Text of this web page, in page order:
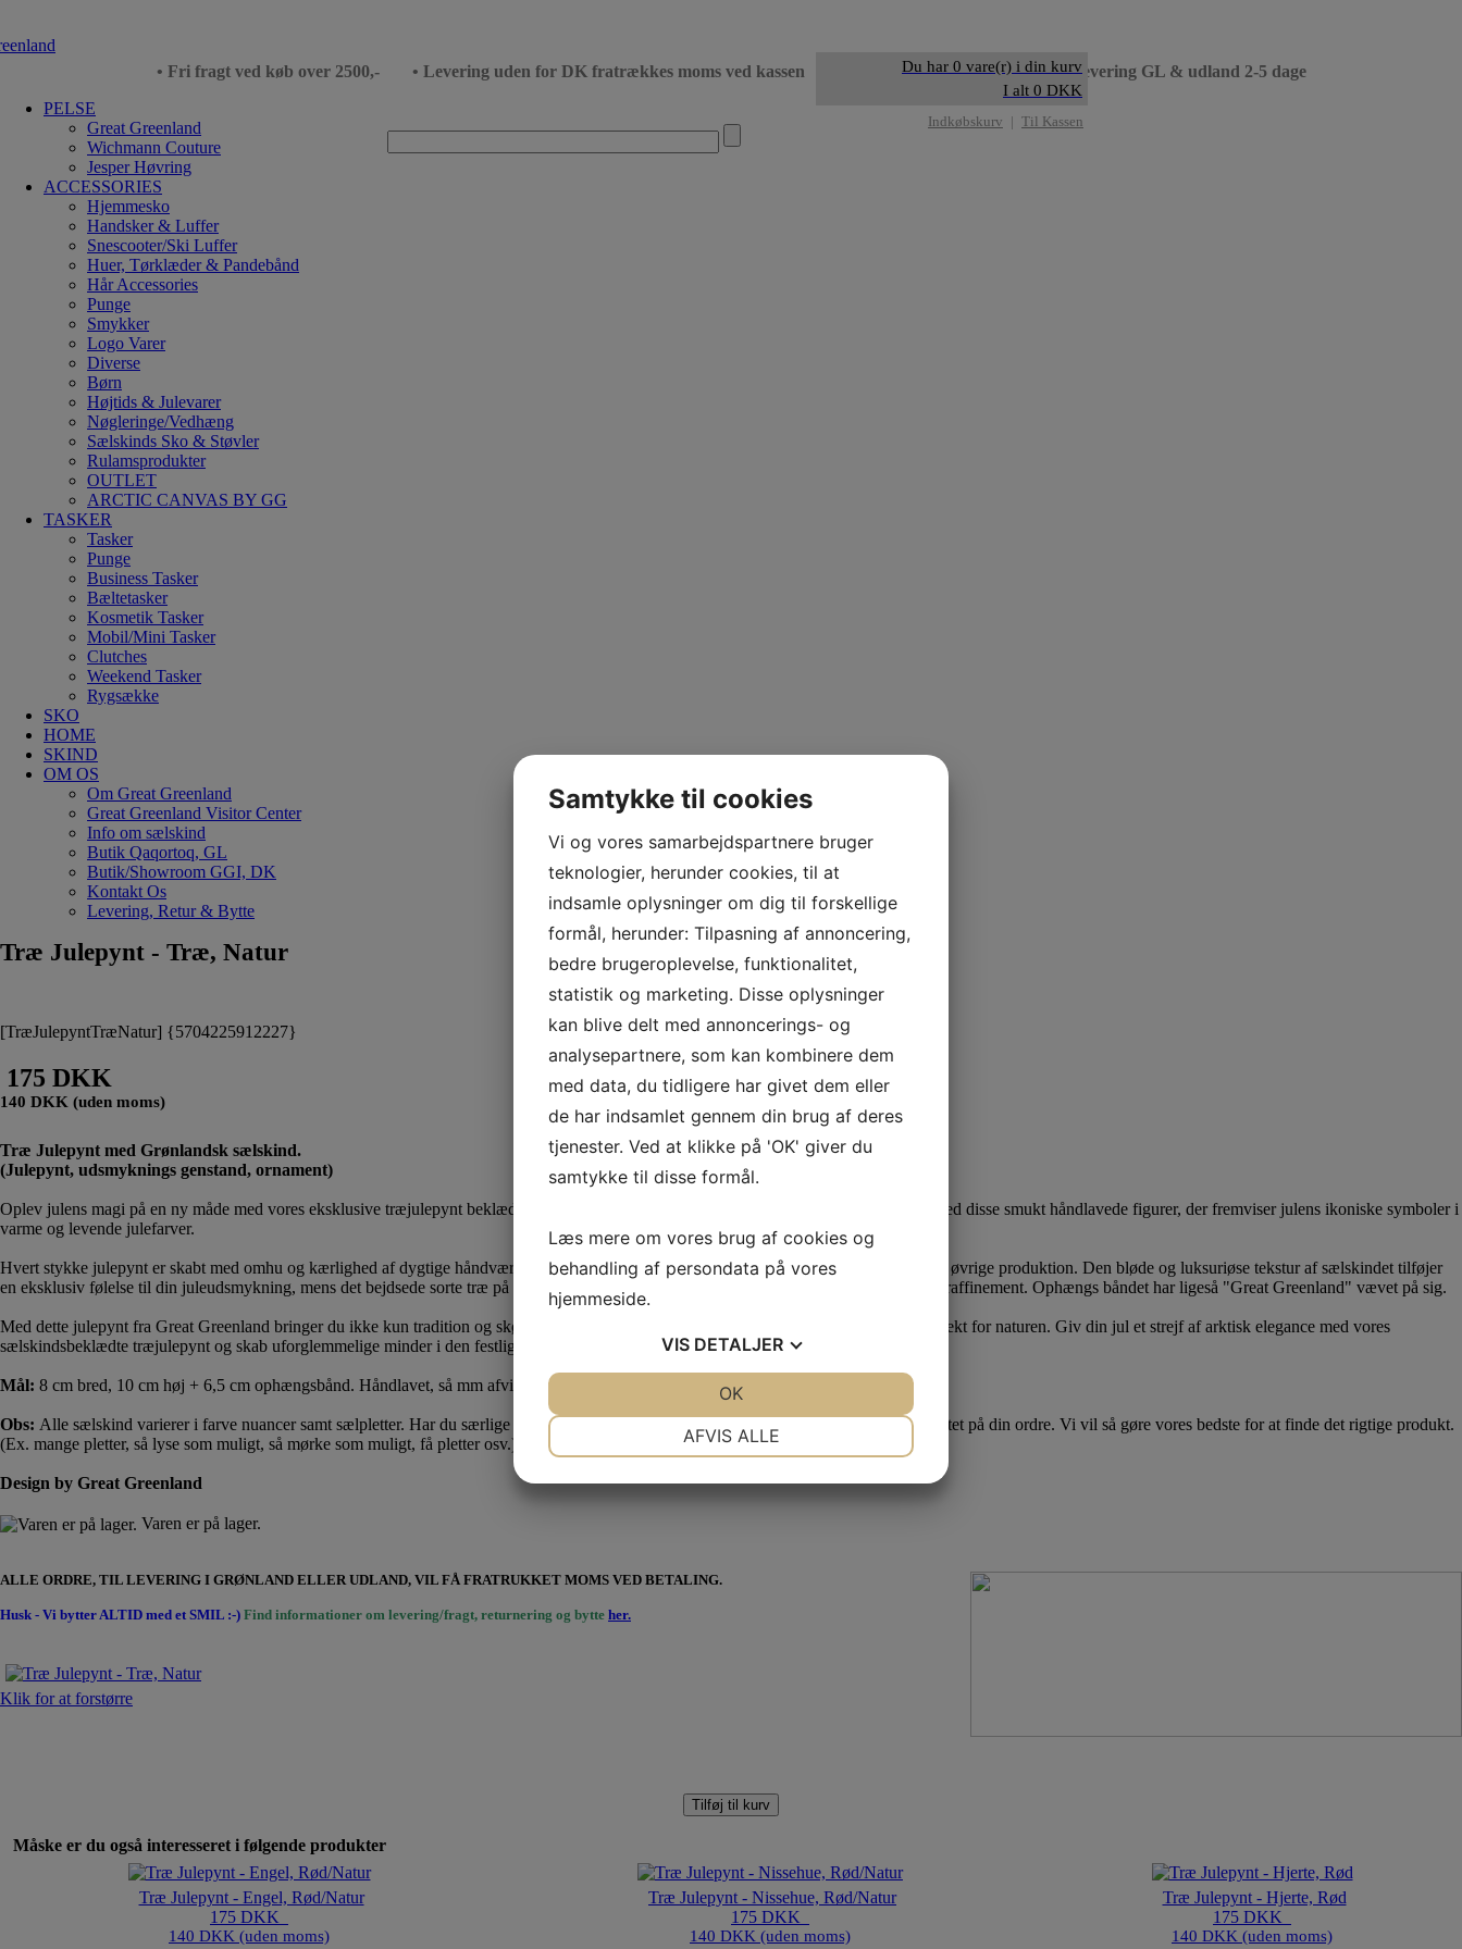
Du har 0 vare(r) i din kurv
I alt 0 DKK
Indkøbskurv | Til Kassen
• Fri fragt ved køb over 2500,- • Levering uden for DK fratrækkes moms ved kassen • Levering DK dag til dag
• Levering GL & udland 2-5 dage
PELSE
Great Greenland
Wichmann Couture
Jesper Høvring
ACCESSORIES
Hjemmesko
Handsker & Luffer
Snescooter/Ski Luffer
Huer, Tørklæder & Pandebånd
Hår Accessories
Punge
Smykker
Logo Varer
Diverse
Børn
Højtids & Julevarer
Nøgleringe/Vedhæng
Sælskinds Sko & Støvler
Rulamsprodukter
OUTLET
ARCTIC CANVAS BY GG
TASKER
Tasker
Punge
Business Tasker
Bæltetasker
Kosmetik Tasker
Mobil/Mini Tasker
Clutches
Weekend Tasker
Rygsække
SKO
HOME
SKIND
OM OS
Om Great Greenland
Great Greenland Visitor Center
Info om sælskind
Butik Qaqortoq, GL
Butik/Showroom GGI, DK
Kontakt Os
Levering, Retur & Bytte
Træ Julepynt - Træ, Natur
[TræJulepyntTræNatur] {5704225912227}
175 DKK
140 DKK (uden moms)
Træ Julepynt med Grønlandsk sælskind.
(Julepynt, udsmyknings genstand, ornament)
Oplev julens magi på en ny måde med vores eksklusive træjulepynt beklædt med ægte grønlandsk sælskind! Skab en unik julestemning med disse smukt håndlavede figurer, der fremviser julens ikoniske symboler i
varme og levende julefarver.
Hvert stykke julepynt er skabt med omhu og kærlighed af dygtige håndværkere, der anvender rester af ægte grønlandsk sælskind fra vores øvrige produktion. Den bløde og luksuriøse tekstur af sælskindet tilføjer
en eksklusiv følelse til din juleudsmykning, mens det bejdsede sorte træ på bagsiden med det prægede GG-logo tilføjer et elegant touch af raffinement. Ophængs båndet har ligeså "Great Greenland" vævet på sig.
Med dette julepynt fra Great Greenland bringer du ikke kun tradition og skønhed ind i dit hjem, men også en historie om sælfangst og respekt for naturen. Giv din jul et strejf af arktisk elegance med vores
sælskindsbeklædte træjulepynt og skab uforglemmelige minder i den festlige højtid.
Mål: 8 cm bred, 10 cm høj + 6,5 cm ophængsbånd. Håndlavet, så mm afvigelser kan forekomme.
Obs: Alle sælskind varierer i farve nuancer samt sælpletter. Har du særlige ønsker til dine produkters look så skriv det blot i kommentar feltet på din ordre. Vi vil så gøre vores bedste for at finde det rigtige produkt.
(Ex. mange pletter, så lyse som muligt, så mørke som muligt, få pletter osv.)
Design by Great Greenland
Varen er på lager.
ALLE ORDRE, TIL LEVERING I GRØNLAND ELLER UDLAND, VIL FÅ FRATRUKKET MOMS VED BETALING.
Husk - Vi bytter ALTID med et SMIL :-) Find informationer om levering/fragt, returnering og bytte her.
Klik for at forstørre
Tilføj til kurv
Måske er du også interesseret i følgende produkter
Træ Julepynt - Engel, Rød/Natur
175 DKK
140 DKK (uden moms)
Træ Julepynt - Nissehue, Rød/Natur
175 DKK
140 DKK (uden moms)
Træ Julepynt - Hjerte, Rød
175 DKK
140 DKK (uden moms)
Samtykke til cookies
Vi og vores samarbejdspartnere bruger
teknologier, herunder cookies, til at
indsamle oplysninger om dig til forskellige
formål, herunder: Tilpasning af annoncering,
bedre brugeroplevelse, funktionalitet,
statistik og marketing. Disse oplysninger
kan blive delt med annoncerings- og
analysepartnere, som kan kombinere dem
med data, du tidligere har givet dem eller
de har indsamlet gennem din brug af deres
tjenester. Ved at klikke på 'OK' giver du
samtykke til disse formål.
Læs mere om vores brug af cookies og
behandling af persondata på vores
hjemmeside.
VIS DETALJER
AFVIS ALLE
OK